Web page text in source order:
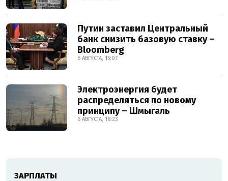
Путин заставил Центральный
банк снизить базовую ставку –
Bloomberg
6 АВГУСТА, 15:07
Электроэнергия будет
распределяться по новому
принципу – Шмыгаль
6 АВГУСТА, 18:23
ЗАРПЛАТЫ